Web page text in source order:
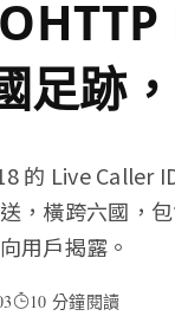
足跡
的 Live Caller
，橫跨六國，
用戶揭露。
10 分鐘閱讀